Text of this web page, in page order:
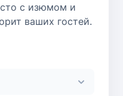
с изюмом и
ваших гостей.